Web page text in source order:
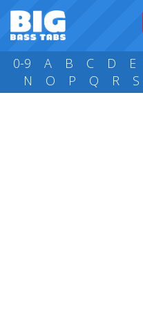
0-9 A B C D E
N
O P Q R S